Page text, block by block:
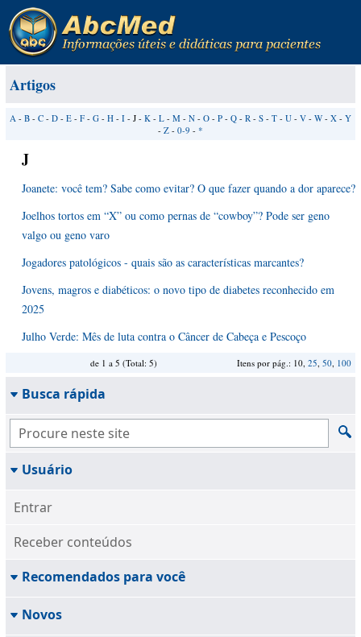
Artigos
A - B - C - D - E - F - G - H - I - J - K - L - M - N - O - P - Q - R - S - T - U - V - W - X - Y
- Z - 0-9 - *
J
Joanete: você tem? Sabe como evitar? O que fazer quando a dor aparece?
Joelhos tortos em “X” ou como pernas de “cowboy”? Pode ser geno
valgo ou geno varo
Jogadores patológicos - quais são as características marcantes?
Jovens, magros e diabéticos: o novo tipo de diabetes reconhecido em
2025
Julho Verde: Mês de luta contra o Câncer de Cabeça e Pescoço
Itens por pág.: 10, 25, 50, 100
de 1 a 5 (Total: 5)
Busca rápida
Usuário
Entrar
Receber conteúdos
Recomendados para você
Novos